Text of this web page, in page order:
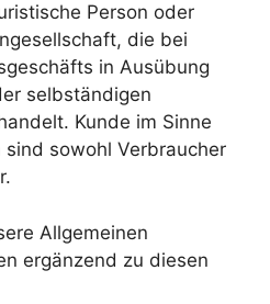
Person oder
die bei
in Ausübung
selbständigen
Kunde im Sinne
sowohl Verbraucher
Allgemeinen
ergänzend zu diesen